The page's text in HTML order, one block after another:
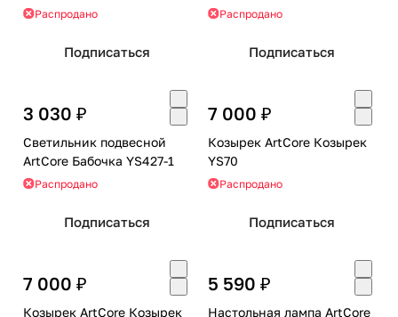
Распродано
Подписаться
Распродано
Подписаться
3 030 ₽
Светильник подвесной
ArtCore Бабочка YS427-1
Распродано
Подписаться
7 000 ₽
Козырек ArtCore Козырек
YS70
Распродано
Подписаться
7 000 ₽
Козырек ArtCore Козырек
5 590 ₽
Настольная лампа ArtCore